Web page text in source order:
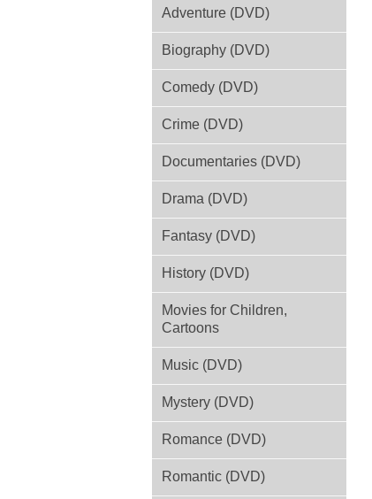
Adventure (DVD)
Biography (DVD)
Comedy (DVD)
Crime (DVD)
Documentaries (DVD)
Drama (DVD)
Fantasy (DVD)
History (DVD)
Movies for Children,
Cartoons
Music (DVD)
Mystery (DVD)
Romance (DVD)
Romantic (DVD)